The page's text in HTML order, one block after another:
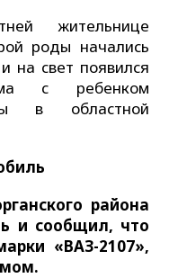
жительнице
роды начались
на свет появился
с ребенком
в областной
района
и сообщил, что
«ВАЗ-2107»,